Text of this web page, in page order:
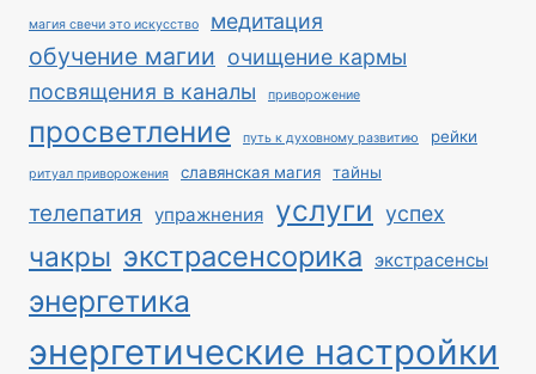
магия свечи это искусство медитация
обучение магии очищение кармы
посвящения в каналы
приворожение
просветление путь к духовному развитию рейки
ритуал приворожения славянская магия тайны
телепатия упражнения услуги успех
чакры экстрасенсорика экстрасенсы
энергетика
энергетические настройки